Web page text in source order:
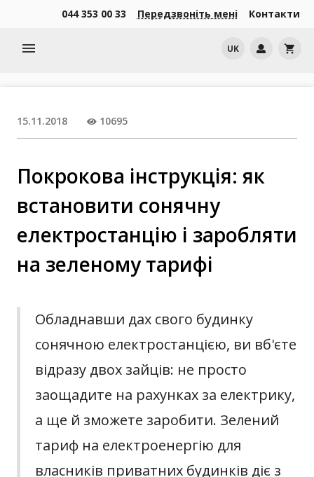
044 353 00 33 Передзвоніть мені Контакти
menu UK shopping_cart
15.11.2018 10695
Покрокова інструкція: як
встановити сонячну
електростанцію і заробляти
на зеленому тарифі
Обладнавши дах свого будинку
сонячною електростанцією, ви вб'єте
відразу двох зайців: не просто
заощадите на рахунках за електрику,
а ще й зможете заробити. Зелений
тариф на електроенергію для
власників приватних будинків діє з